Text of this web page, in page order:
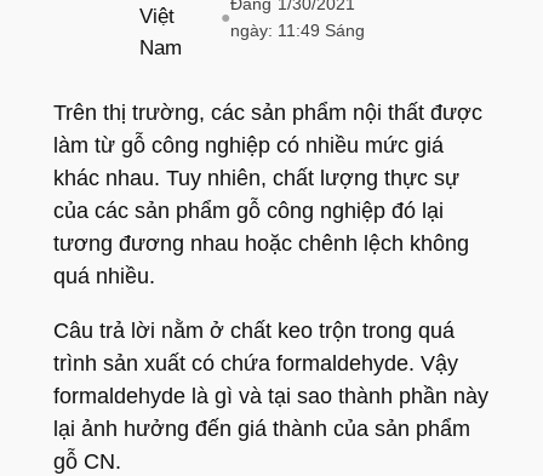
Việt
Nam
●
ngày: 11:49 Sáng
Trên thị trường, các sản phẩm nội thất được
làm từ gỗ công nghiệp có nhiều mức giá
khác nhau. Tuy nhiên, chất lượng thực sự
của các sản phẩm gỗ công nghiệp đó lại
tương đương nhau hoặc chênh lệch không
quá nhiều.
Câu trả lời nằm ở chất keo trộn trong quá
trình sản xuất có chứa formaldehyde. Vậy
formaldehyde là gì và tại sao thành phần này
lại ảnh hưởng đến giá thành của sản phẩm
gỗ CN.